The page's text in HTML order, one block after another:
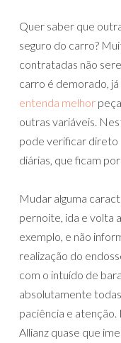
Quer saber que
seguro do carro?
contratadas não
carro é demorado,
entenda melhor
outras variáveis.
pode verificar direto
diárias, que ficam
Mudar alguma
pernoite, ida e volta
exemplo, e não
realização do
com o intuído de
absolutamente
paciência e atenção.
Allianz quase que